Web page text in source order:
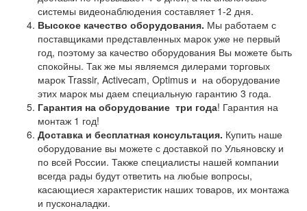
системы видеонаблюдения составляет 1-2 дня.
Высокое качество оборудования. Мы работаем с
поставщиками представленных марок уже не первый
год, поэтому за качество оборудования Вы можете быть
спокойны. Так же мы являемся дилерами торговых
марок Trassir, Activecam, Optimus и на оборудование
этих марок мы даем специальную гарантию 3 года.
Гарантия на оборудование три года! Гарантия на
монтаж 1 год!
Доставка и бесплатная консультация. Купить наше
оборудование вы можете с доставкой по Ульяновску и
по всей России. Также специалисты нашей компании
всегда рады будут ответить на любые вопросы,
касающиеся характеристик наших товаров, их монтажа
и пусконаладки.